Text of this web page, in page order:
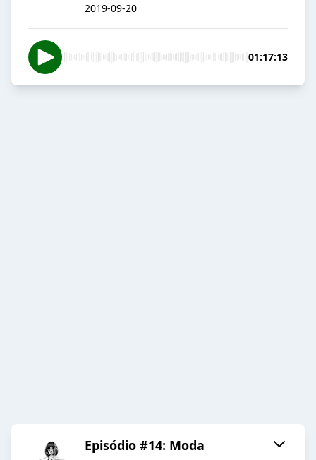
2019-09-20
01:17:13
Episódio #14: Moda